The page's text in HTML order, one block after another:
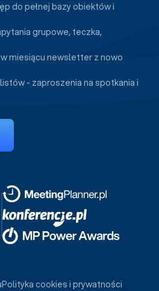
do pełnej bazy obiektów i
grupowe, teczka,
miesiącu newsletter z nowo
- zaproszenia na spotkania i
Polityka cookies i prywatności